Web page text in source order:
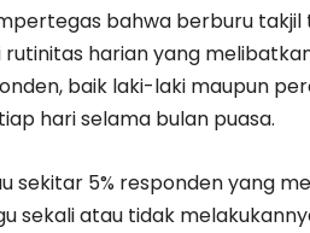
bahwa berburu takjil
harian yang
baik laki-laki maupun
hari selama bulan puasa.
sekitar 5% responden yang
sekali atau tidak